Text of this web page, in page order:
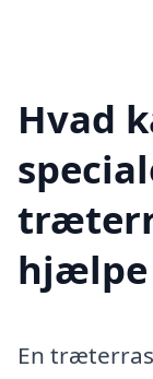
Hvad
hjælpe
En